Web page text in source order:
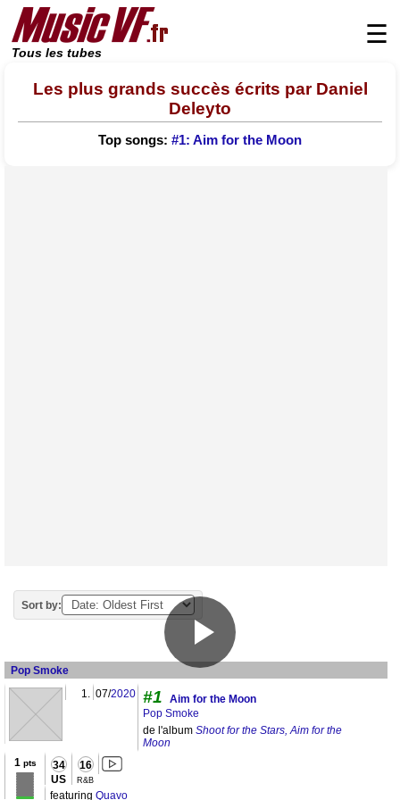
Tous les tubes
☰
Les plus grands succès écrits par Daniel
Deleyto
Top songs: #1: Aim for the Moon
Sort by:
Pop Smoke
1. 07/2020 #1
Aim for the Moon
Pop Smoke
de l'album Shoot for the Stars, Aim for the
Moon
1 pts 34
US
16
R&B
featuring Quavo